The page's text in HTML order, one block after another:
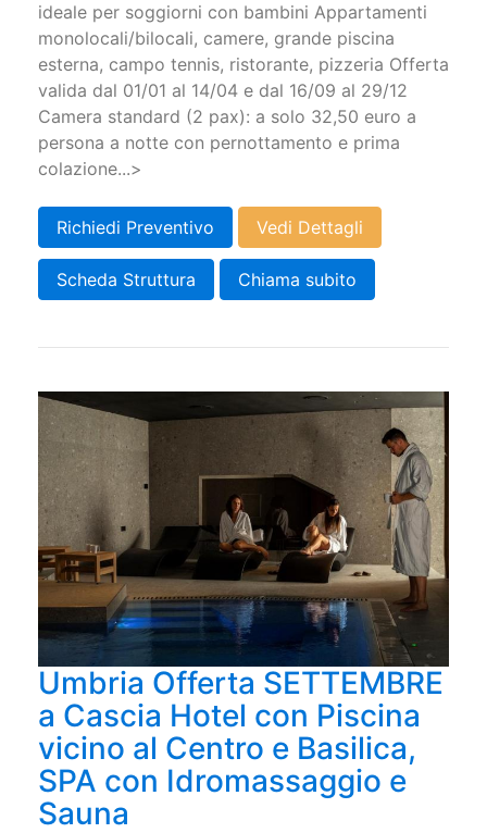
ideale per soggiorni con bambini Appartamenti
monolocali/bilocali, camere, grande piscina
esterna, campo tennis, ristorante, pizzeria Offerta
valida dal 01/01 al 14/04 e dal 16/09 al 29/12
Camera standard (2 pax): a solo 32,50 euro a
persona a notte con pernottamento e prima
colazione...>
Richiedi Preventivo Vedi Dettagli
Scheda Struttura Chiama subito
Umbria Offerta SETTEMBRE
a Cascia Hotel con Piscina
vicino al Centro e Basilica,
SPA con Idromassaggio e
Sauna